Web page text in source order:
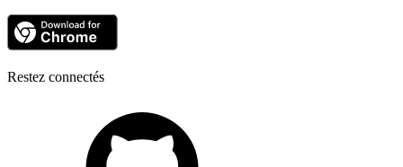
Restez connectés